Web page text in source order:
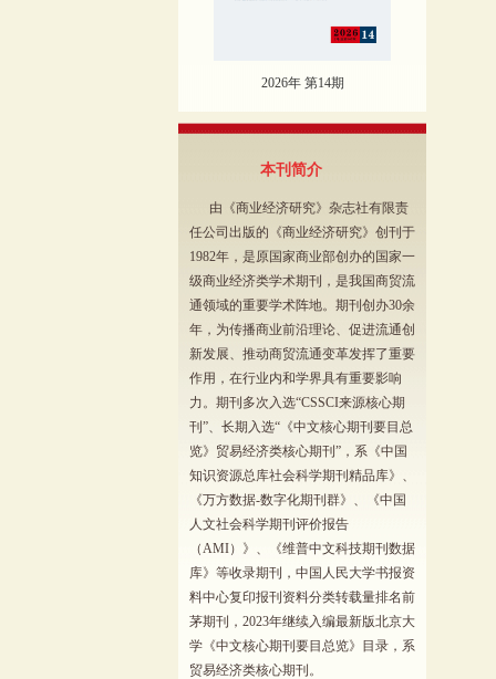
2026年 第14期
本刊简介
由《商业经济研究》杂志社有限责
任公司出版的《商业经济研究》创刊于
1982年，是原国家商业部创办的国家一
级商业经济类学术期刊，是我国商贸流
通领域的重要学术阵地。期刊创办30余
年，为传播商业前沿理论、促进流通创
新发展、推动商贸流通变革发挥了重要
作用，在行业内和学界具有重要影响
力。期刊多次入选“CSSCI来源核心期
刊”、长期入选“《中文核心期刊要目总
览》贸易经济类核心期刊”，系《中国
知识资源总库社会科学期刊精品库》、
《万方数据-数字化期刊群》、《中国
人文社会科学期刊评价报告
（AMI）》、《维普中文科技期刊数据
库》等收录期刊，中国人民大学书报资
料中心复印报刊资料分类转载量排名前
茅期刊，2023年继续入编最新版北京大
学《中文核心期刊要目总览》目录，系
贸易经济类核心期刊。